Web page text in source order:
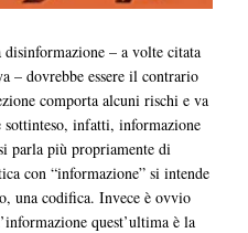
disinformazione – a volte citata
– dovrebbe essere il contrario
comporta alcuni rischi e va
sottinteso, infatti, informazione
parla più propriamente di
con “informazione” si intende
una codifica. Invece è ovvio
quest’ultima è la